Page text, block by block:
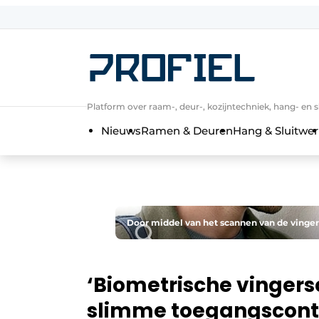
Algemene voorwaarden
Nieuwsbrief
Podcasts
Profiel | Platform over raam-, deur-
Uitnodiging Rondetafelgesprek – 20
Platform over raam-, deur-, kozijntechniek, hang- en
NieuwsRamen & DeurenHang &
Door middel van het scannen van de
‘Biometrische
slimme